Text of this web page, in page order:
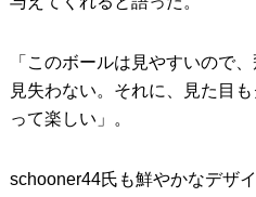
「このボールは見やすいので
見失わない。それに、見た目
って楽しい」。
schooner44氏も鮮やかなデザ